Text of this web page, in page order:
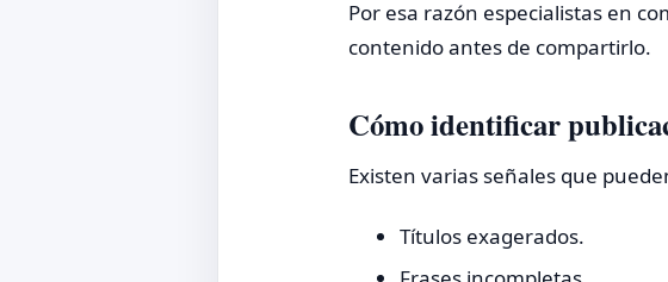
Por esa razón especialistas en
contenido antes de compartirlo.
Cómo identificar
Existen varias señales que
Títulos exagerados.